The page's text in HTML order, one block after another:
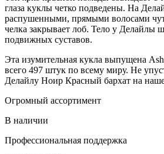
глаза куклы четко подведены. На
распушенными, прямыми волосами
челка закрывает лоб. Тело у Делайлы
подвижных суставов.
Эта изумительная кукла выпущена
всего 497 штук по всему миру. Не
Делайлу Ноир Красный бархат на
Огромный ассортимент
В наличии
Профессиональная поддержка